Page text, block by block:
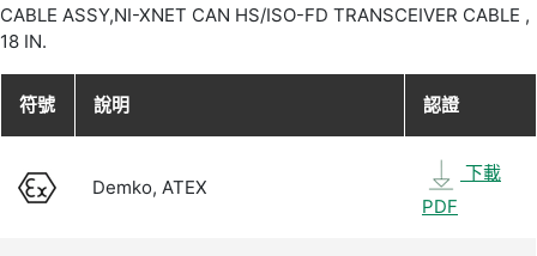
CABLE ASSY,NI-XNET CAN HS/ISO-FD TRANSCEIVER CABLE ,
18 IN.
符號 說明 認證
Demko, ATEX
下載
PDF